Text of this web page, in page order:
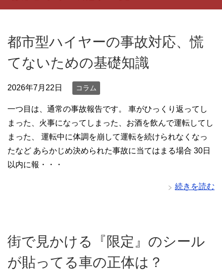
都市型ハイヤーの事故対応、慌
てないための基礎知識
2026年7月22日 コラム
一つ目は、通常の事故報告です。 車がひっくり返ってし
まった、火事になってしまった、お酒を飲んで運転してし
まった、 運転中に体調を崩して運転を続けられなくなっ
たなど あらかじめ決められた事故に当てはまる場合 30日
以内に報・・・
続きを読む
街で見かける『限定』のシール
が貼ってる車の正体は？